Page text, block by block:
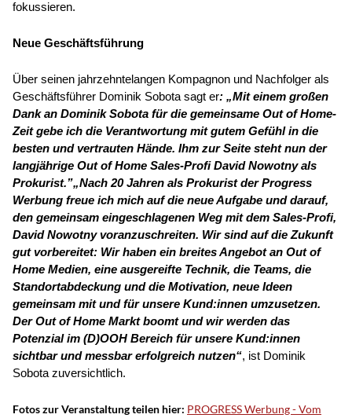
fokussieren.
Neue Geschäftsführung
Über seinen jahrzehntelangen Kompagnon und Nachfolger als
Geschäftsführer Dominik Sobota sagt er: „Mit einem großen
Dank an Dominik Sobota für die gemeinsame Out of Home-
Zeit gebe ich die Verantwortung mit gutem Gefühl in die
besten und vertrauten Hände. Ihm zur Seite steht nun der
langjährige Out of Home Sales-Profi David Nowotny als
Prokurist.”„Nach 20 Jahren als Prokurist der Progress
Werbung freue ich mich auf die neue Aufgabe und darauf,
den gemeinsam eingeschlagenen Weg mit dem Sales-Profi,
David Nowotny voranzuschreiten. Wir sind auf die Zukunft
gut vorbereitet: Wir haben ein breites Angebot an Out of
Home Medien, eine ausgereifte Technik, die Teams, die
Standortabdeckung und die Motivation, neue Ideen
gemeinsam mit und für unsere Kund:innen umzusetzen.
Der Out of Home Markt boomt und wir werden das
Potenzial im (D)OOH Bereich für unsere Kund:innen
sichtbar und messbar erfolgreich nutzen“, ist Dominik
Sobota zuversichtlich.
Fotos zur Veranstaltung teilen hier: PROGRESS Werbung - Vom